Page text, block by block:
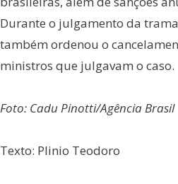
Durante o julgamento da
também ordenou o
ministros que julgavam o caso.
Foto: Cadu Pinotti/Agência Brasil
Texto: Plinio Teodoro